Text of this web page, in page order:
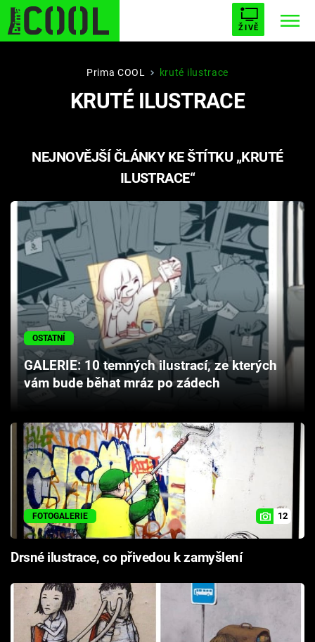
ŽIVĚ
STARHOUSE BUFFY, PŘEMOŽITELKA UPÍRŮ
PLNEJ KOTEL AVENGERS 5
Filmy
Seriály
Hry
Cool Esport
Pořady
TV Program
Sledujte prima+
Přihlášení
Sledujte nás
Prima COOL kruté ilustrace
KRUTÉ ILUSTRACE
NEJNOVĚJŠÍ ČLÁNKY KE ŠTÍTKU „KRUTÉ
ILUSTRACE“
OSTATNÍ
GALERIE: 10 temných ilustrací, ze kterých
vám bude běhat mráz po zádech
FOTOGALERIE 12
Drsné ilustrace, co přivedou k zamyšlení